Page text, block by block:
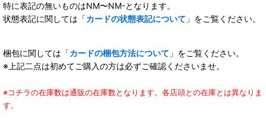
特に表記の無いものはNM〜NM-となります。
状態表記に関しては「カードの状態表記について 」をご覧ください。
梱包に関しては「カードの梱包方法について 」をご覧ください。
※上記二点は初めてご購入の方は必ずご確認くださいませ。
※コチラの在庫数は通販の在庫数となります。各店頭との在庫とは異なりま
す。